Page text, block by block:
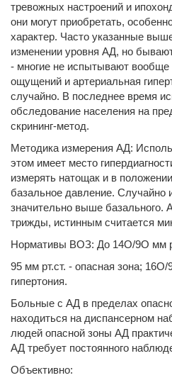
тревожных настроений и
они могут приобретать,
характер. Часто указанные
изменении уровня АД, но
- многие не испытывают вообще
ощущений и артериальная
случайно. В последнее время
обследование населения на
скрининг-метод.
Методика измерения АД:
этом имеет место
измерять натощак и в
базальное давление.
значительно выше базального.
трижды, истинным считается
Нормативы ВОЗ: До 14О/9О мм
95 мм рт.ст. - опасная зона;
гипертония.
Больные с АД в пределах
находиться на диспансерном
людей опасной зоны АД
АД требует постоянного
Объективно: